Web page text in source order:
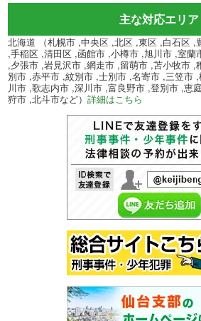
主な対応エリア
北海道 （札幌市 ,中央区 ,北区 ,東区 ,白石区 ,
,手稲区 ,清田区 ,函館市 ,小樽市 ,旭川市 ,室蘭
,夕張市 ,岩見沢市 ,網走市 ,留萌市 ,苫小牧市 ,
別市 ,赤平市 ,紋別市 ,士別市 ,名寄市 ,三笠市
川市 ,歌志内市 ,深川市 ,富良野市 ,登別市 ,恵
狩市 ,北斗市など）詳細はこちら